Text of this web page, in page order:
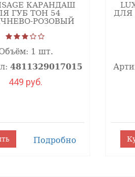
КАРАНДАШ
ГУБ ТОН 54
РОЗОВЫЙ
1 шт.
4811329017015
449 руб.
Подробно
ДЛЯ